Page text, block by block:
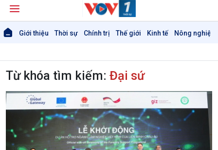
Giới thiệu Thời sự Chính trị Thế giới Kinh tế Nông nghiệp
Từ khóa tìm kiếm: Đại sứ